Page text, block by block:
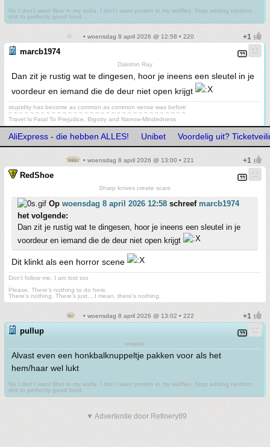
No I don't want fiber in my soda. I don't want protein in my waffles. Stop adding random
shit to perfectly good food.
• woensdag 8 april 2026 @ 12:58 • 220
marcb1974
Dakshin Ray
Dan zit je rustig wat te dingesen, hoor je ineens een sleutel in je
voordeur en iemand die de deur niet open krijgt
stupidity has become as common as common sense was before
~ ~ ~ ~ ~ ~ ~ ~ ~ ~ ~ ~ ~ ~ ~ ~ ~ ~ ~ ~ ~ ~ ~ ~ ~ ~ ~ ~ ~ ~ ~ ~ ~
Travel Is Fatal To Prejudice, Bigotry and Narrow-Mindedness
AliExpress - die hebben ALLES! Unibet Voordelig uit?
• woensdag 8 april 2026 @ 13:00 • 221
RedShoe
Sharp knives create scars
Op woensdag 8 april 2026 12:58 schreef marcb1974
het volgende:
Dan zit je rustig wat te dingesen, hoor je ineens een sleutel in je
voordeur en iemand die de deur niet open krijgt
Dit klinkt als een horror scene
Don't follow me. I am lost too
.
Please. There's nothing to do here.
There's nothing. There's just....I mean, there's nothing.
• woensdag 8 april 2026 @ 13:02 • 222
pullup
smartie
Alvast even een honkbalknuppeltje pakken voor als het
hem/haar wel lukt
No I don't want fiber in my soda. I don't want protein in my waffles. Stop adding random
shit to perfectly good food.
▼ Advertentie door Refinery89